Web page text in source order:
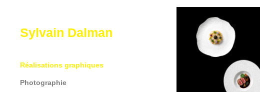
Sylvain Dalman
Réalisations graphiques
Photographie